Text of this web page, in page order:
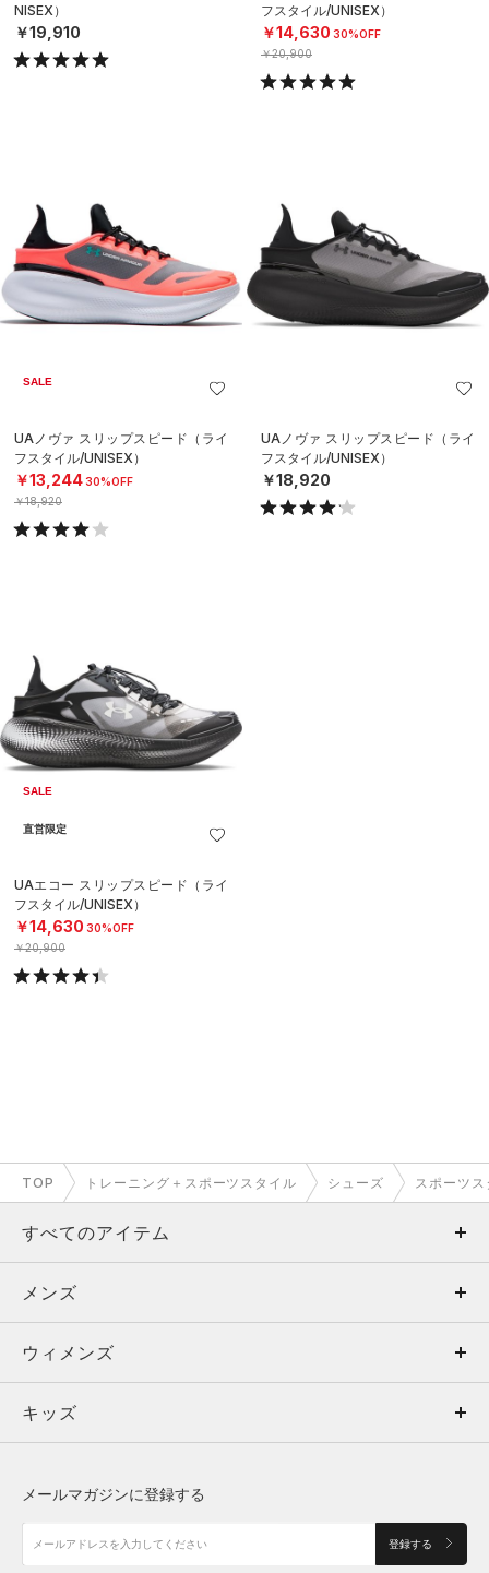
NISEX）
￥19,910
フスタイル/UNISEX）
￥14,630 30%OFF
￥20,900
SALE
UAノヴァ スリップスピード（ライ
フスタイル/UNISEX）
￥13,24430%OFF
￥18,920
UAノヴァ スリップスピード（ライ
フスタイル/UNISEX）
￥18,920
SALE
直営限定
UAエコー スリップスピード（ライ
フスタイル/UNISEX）
￥14,630 30%OFF
￥20,900
TOP トレーニング＋スポーツスタイル シューズ スポーツ
すべてのアイテム
メンズ
ウィメンズ
キッズ
アクセサリー
メンズ
トップス
ボトムス
アクセサリー
ウィメンズ
トップス
シューズ
キッズ
メールマガジンに登録する
登録する